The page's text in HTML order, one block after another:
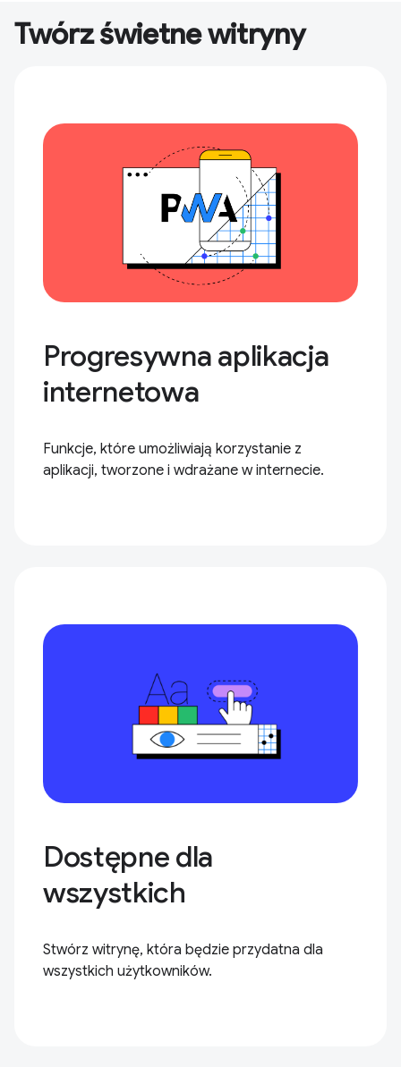
Twórz świetne witryny
Progresywna aplikacja
internetowa
Funkcje, które umożliwiają korzystanie z
aplikacji, tworzone i wdrażane w internecie.
Dostępne dla
wszystkich
Stwórz witrynę, która będzie przydatna dla
wszystkich użytkowników.